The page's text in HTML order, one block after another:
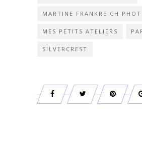
MARTINE FRANKREICH
MES PETITS ATELIERS
SILVERCREST